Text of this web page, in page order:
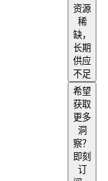
资源
稀
缺，
长期
供应
不足
希望
获取
更多
洞
察？
即刻
订